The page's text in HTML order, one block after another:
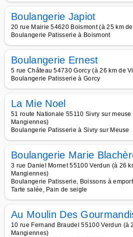
Boulangerie Japiot
20 rue Mairie 54620 Boismont (à 25 km
Boulangerie Patisserie à Boismont
Boulangerie Ernest
5 rue Château 54730 Gorcy (à 26 km de
Boulangerie Patisserie à Gorcy
La Mie Noel
51 route Nationale 55110 Sivry sur
Mangiennes)
Boulangerie Patisserie à Sivry sur Meuse
Boulangerie Marie
3 rue Daniel Mornet 55100 Verdun (à 26
Mangiennes)
Boulangerie Patisserie, Boissons à
Tarte salée, Pain de seigle
Au Moulin Des
10 rue Fernand Braudel 55100 Verdun (à
Mangiennes)